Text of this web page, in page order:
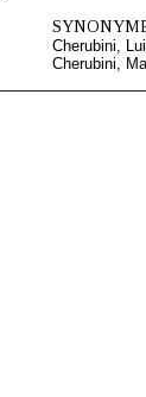
Cherubini,
Cherubini,